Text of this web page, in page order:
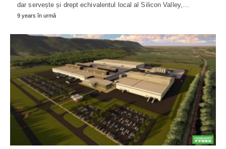
dar servește și drept echivalentul local al Silicon Valley,…
9 years în urmă